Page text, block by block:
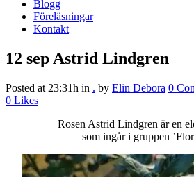
Blogg
Föreläsningar
Kontakt
12 sep Astrid Lindgren
Posted at 23:31h in . by Elin Debora 0
0 Likes
Rosen Astrid Lindgren är en
som ingår i gruppen